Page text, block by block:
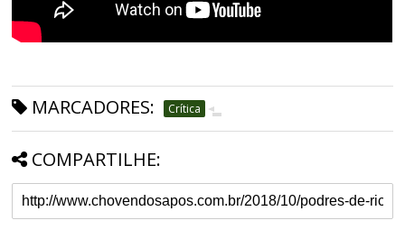
MARCADORES: Crítica
COMPARTILHE: